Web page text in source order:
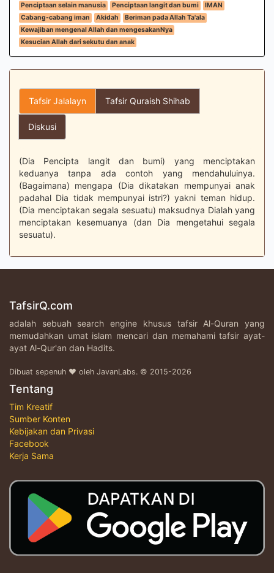
Penciptaan selain manusia
Penciptaan langit dan bumi
IMAN
Cabang-cabang iman
Akidah
Beriman pada Allah Ta'ala
Kewajiban mengenal Allah dan mengesakanNya
Kesucian Allah dari sekutu dan anak
Tafsir Jalalayn Tafsir Quraish Shihab
Diskusi
(Dia Pencipta langit dan bumi) yang menciptakan
keduanya tanpa ada contoh yang mendahuluinya.
(Bagaimana) mengapa (Dia dikatakan mempunyai anak
padahal Dia tidak mempunyai istri?) yakni teman hidup.
(Dia menciptakan segala sesuatu) maksudnya Dialah yang
menciptakan kesemuanya (dan Dia mengetahui segala
sesuatu).
TafsirQ.com
adalah sebuah search engine khusus tafsir Al-Quran yang
memudahkan umat islam mencari dan memahami tafsir ayat-
ayat Al-Qur'an dan Hadits.
Dibuat sepenuh ♥ oleh JavanLabs. © 2015-2026
Tentang
Tim Kreatif
Sumber Konten
Kebijakan dan Privasi
Facebook
Kerja Sama